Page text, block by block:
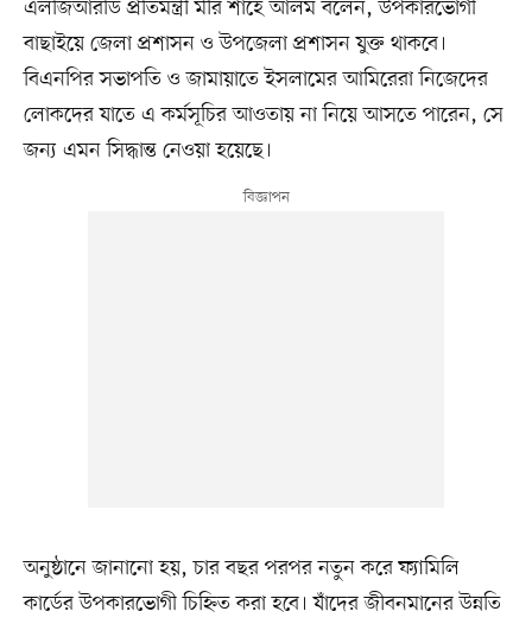
এলজিআরডি প্রতিমন্ত্রী মীর শাহে আলম বলেন, উপকারভোগী
বাছাইয়ে জেলা প্রশাসন ও উপজেলা প্রশাসন যুক্ত থাকবে।
বিএনপির সভাপতি ও জামায়াতে ইসলামের আমিরেরা নিজেদের
লোকদের যাতে এ কর্মসূচির আওতায় না নিয়ে আসতে পারেন, সে
জন্য এমন সিদ্ধান্ত নেওয়া হয়েছে।
অনুষ্ঠানে জানানো হয়, চার বছর পরপর নতুন করে ফ্যামিলি
কার্ডের উপকারভোগী চিহ্নিত করা হবে। যাঁদের জীবনমানের উন্নতি